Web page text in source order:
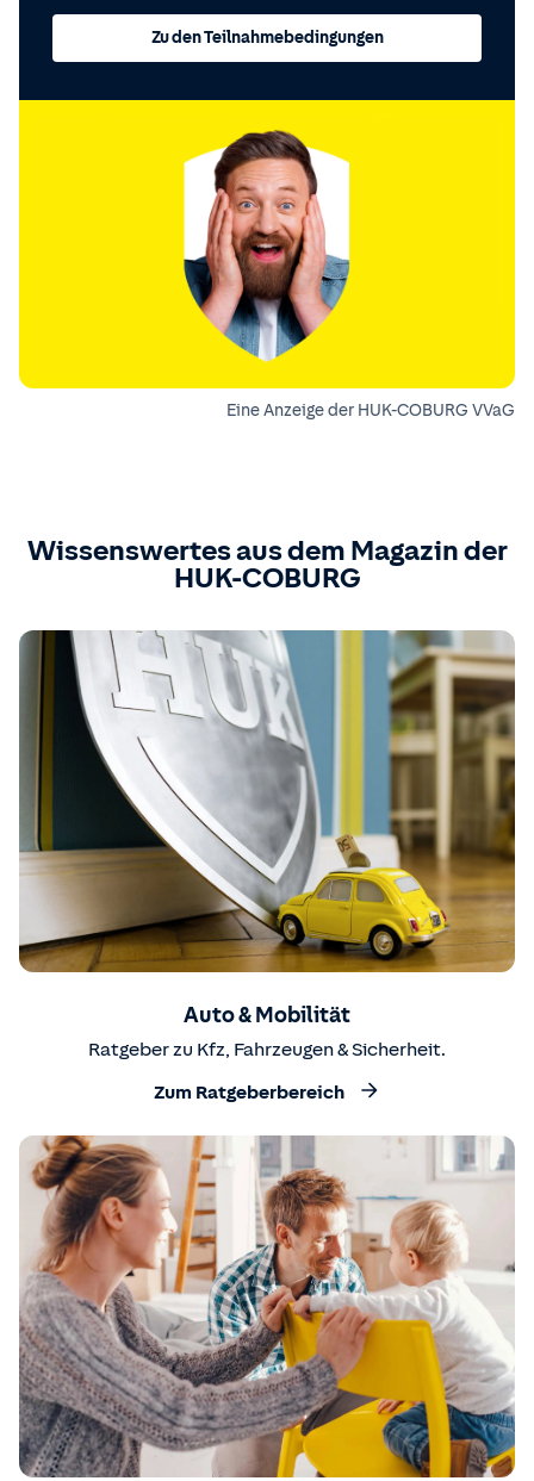
Zu den Teilnahmebedingungen
Eine Anzeige der HUK-COBURG VVaG
Wissenswertes aus dem Magazin der
HUK-COBURG
Auto & Mobilität
Ratgeber zu Kfz, Fahrzeugen & Sicherheit.
Zum Ratgeberbereich